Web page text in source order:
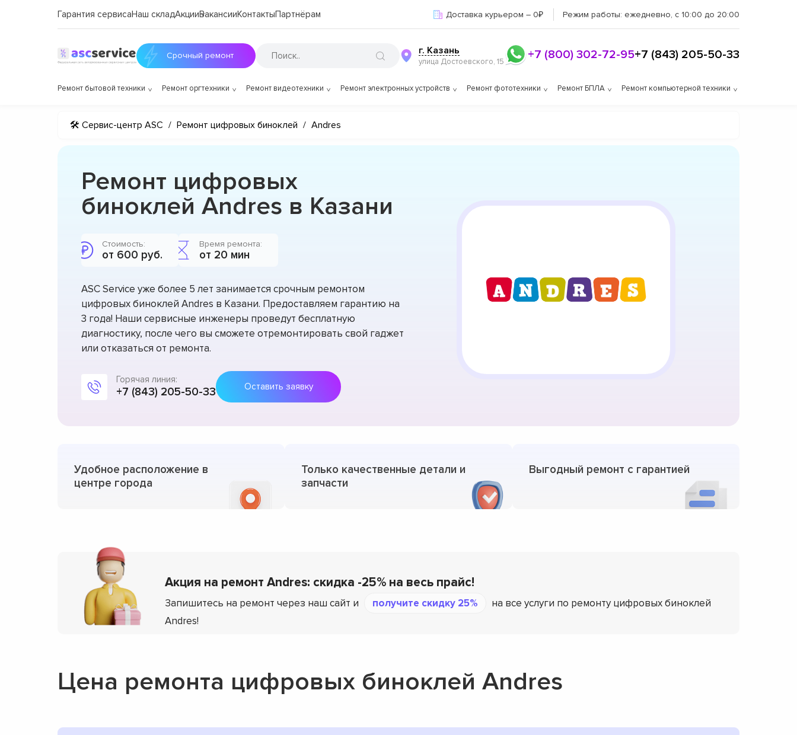
Гарантия сервисаНаш складАкцииВакансииКонтактыПартнёрам Доставка курьером – 0₽ Режим работы: ежедневно, с 10:00 до 20:00
Срочный ремонт г. Казань
улица Достоевского, 15 +7 (800) 302-72-95+7 (843) 205-50-33
Ремонт бытовой техники Ремонт оргтехники Ремонт видеотехники Ремонт электронных устройств Ремонт фототехники Ремонт БПЛА Ремонт компьютерной техники
🛠 Сервис-центр ASC / Ремонт цифровых биноклей / Andres
Ремонт цифровых
биноклей Andres в Казани
Стоимость:
от 600 руб.
Время ремонта:
от 20 мин
ASC Service уже более 5 лет занимается срочным ремонтом
цифровых биноклей Andres в Казани. Предоставляем гарантию на
3 года! Наши сервисные инженеры проведут бесплатную
диагностику, после чего вы сможете отремонтировать свой гаджет
или отказаться от ремонта.
Горячая линия:
+7 (843) 205-50-33 Оставить заявку
Удобное расположение в
центре города
Только качественные детали и
запчасти
Выгодный ремонт с гарантией
Акция на ремонт Andres: скидка -25% на весь прайс!
Запишитесь на ремонт через наш сайт и получите скидку 25%
на все услуги по ремонту цифровых биноклей
Andres!
Цена ремонта цифровых биноклей Andres